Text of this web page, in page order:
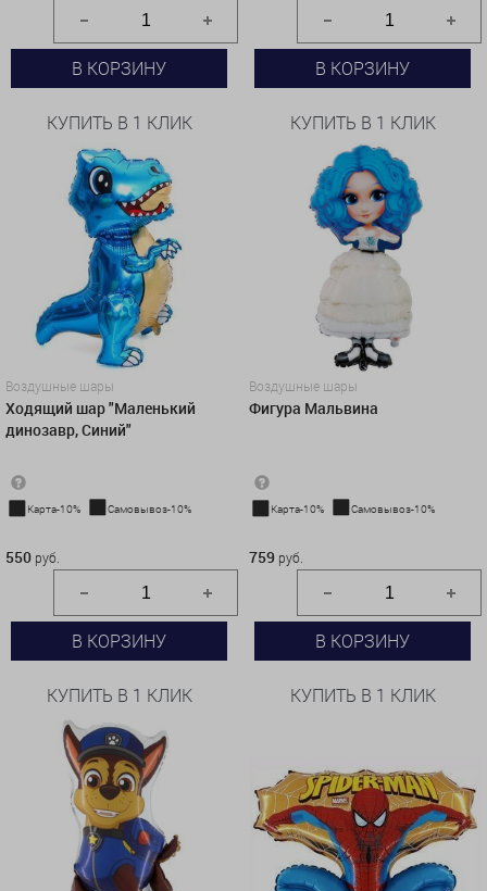
В КОРЗИНУ
КУПИТЬ В 1 КЛИК
В КОРЗИНУ
КУПИТЬ В 1 КЛИК
Воздушные шары
Ходящий шар "Маленький
динозавр, Синий"
Карта-10% Самовывоз-10%
550 руб.
В КОРЗИНУ
КУПИТЬ В 1 КЛИК
Воздушные шары
Фигура Мальвина
Карта-10% Самовывоз-10%
759 руб.
В КОРЗИНУ
КУПИТЬ В 1 КЛИК